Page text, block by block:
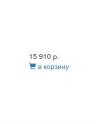
15 910 р.
в корзину